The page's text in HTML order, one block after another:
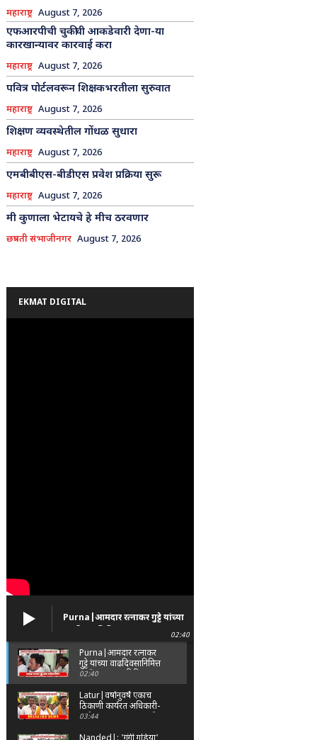
महाराष्ट्र August 7, 2026
एफआरपीची चुकीची आकडेवारी देणा-या
कारखान्यावर कारवाई करा
महाराष्ट्र August 7, 2026
पवित्र पोर्टलवरून शिक्षकभरतीला सुरुवात
महाराष्ट्र August 7, 2026
शिक्षण व्यवस्थेतील गोंधळ सुधारा
महाराष्ट्र August 7, 2026
एमबीबीएस-बीडीएस प्रवेश प्रक्रिया सुरू
महाराष्ट्र August 7, 2026
मी कुणाला भेटायचे हे मीच ठरवणार
छत्रपती संभाजीनगर August 7, 2026
EKMAT DIGITAL
Purna|आमदार रत्नाकर गुट्टे यांच्या
वाढदिवसानिमित्त पूर्णा तालुक्यात
विविध सामाजिक उपक्रम
02:40
Purna|आमदार रत्नाकर
गुट्टे यांच्या वाढदिवसानिमित्त
पूर्णा तालुक्यात विविध
सामाजिक उपक्रम
02:40
Latur|वर्षानुवर्षे एकाच
ठिकाणी कार्यरत अधिकारी-
कर्मचाऱ्यांच्या बदल्यांसाठी
03:44